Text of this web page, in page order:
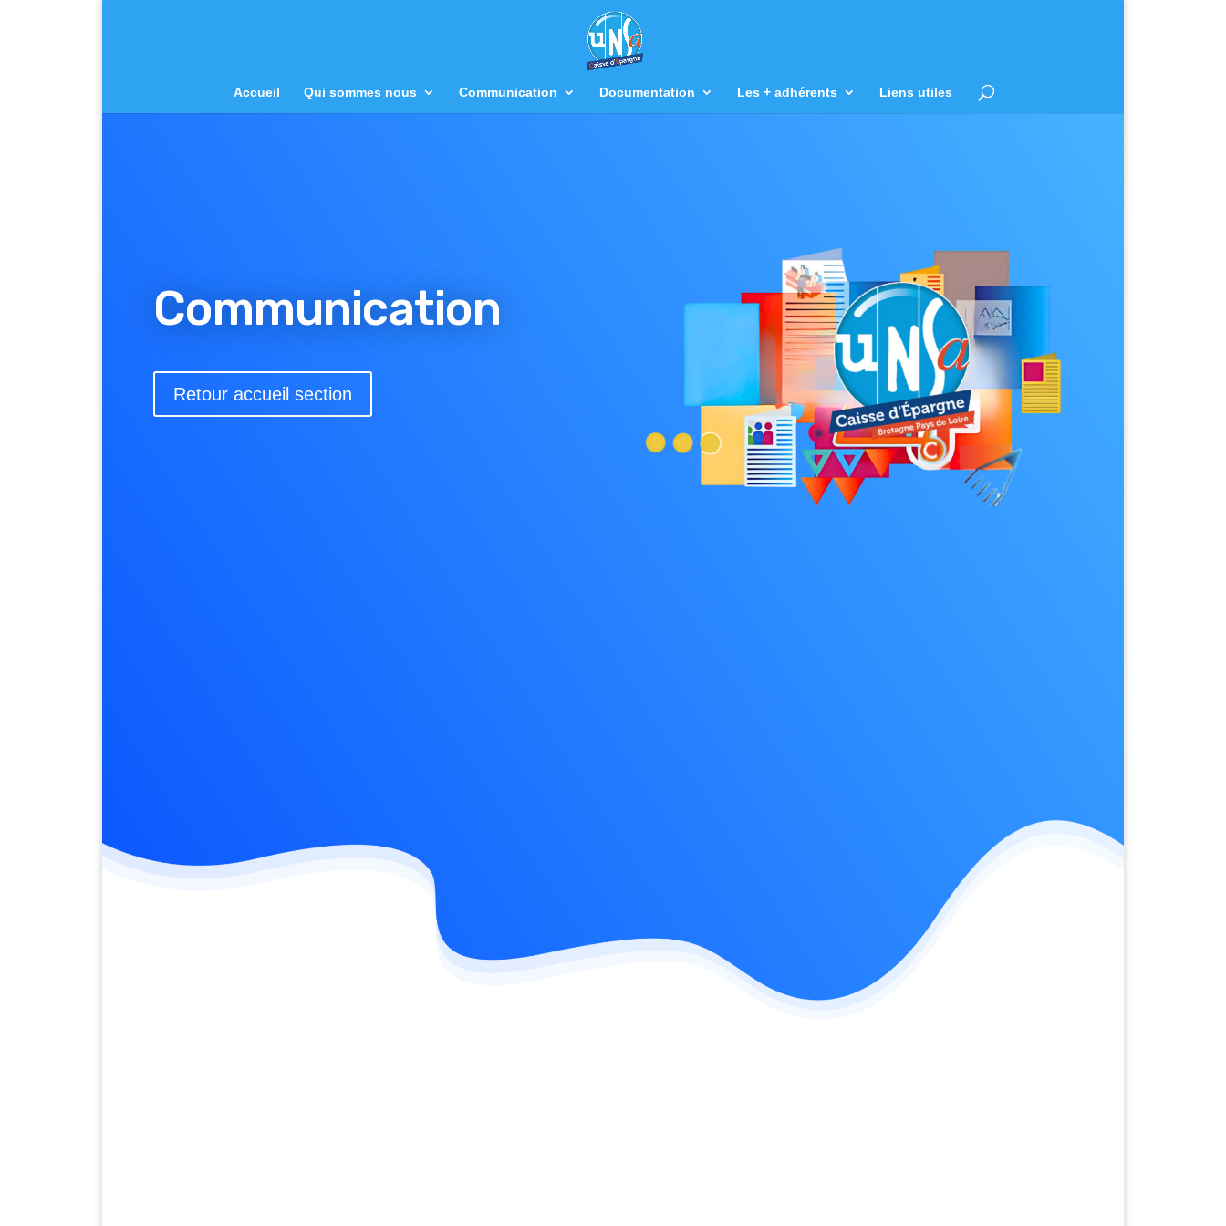
Accueil Qui sommes nous Communication Documentation Les + adhérents Liens utiles
Communication
Retour accueil section